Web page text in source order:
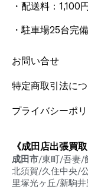
・配送料：1,100
・駐車場25台完備
お問い合せ
特定商取引法に
プライバシーポ
《成田店出張買
成田市/東町/吾妻/
北須賀/久住中央/
里塚光ヶ丘/新駒